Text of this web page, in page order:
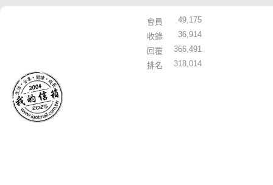
會員
49,175
收錄
36,914
回覆
366,491
排名
318,014